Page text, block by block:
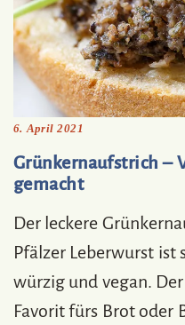
6. April 2021
Grünkernaufstrich –
gemacht
Der leckere
Pfälzer Leberwurst ist
würzig und vegan.
Favorit fürs Brot oder